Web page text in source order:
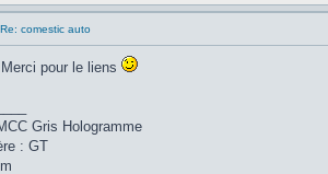
Re: comestic auto
pour le liens
Gris Hologramme
: GT